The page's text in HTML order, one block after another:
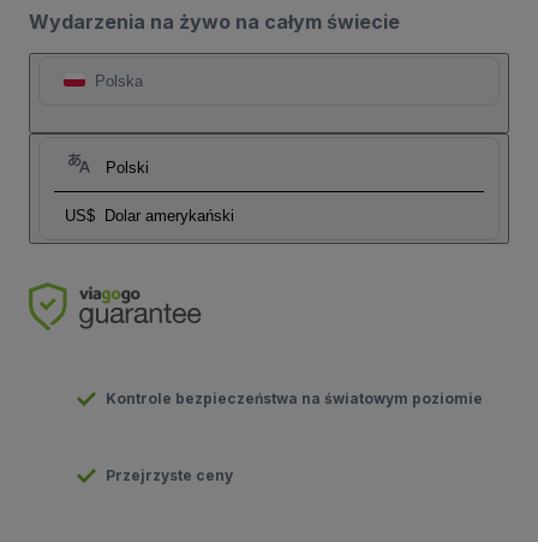
Wydarzenia na żywo na całym świecie
Polska
Polski
US$ Dolar amerykański
Kontrole bezpieczeństwa na światowym poziomie
Przejrzyste ceny